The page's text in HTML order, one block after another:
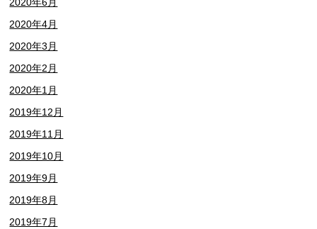
2020年4月
2020年3月
2020年2月
2020年1月
2019年12月
2019年11月
2019年10月
2019年9月
2019年8月
2019年7月